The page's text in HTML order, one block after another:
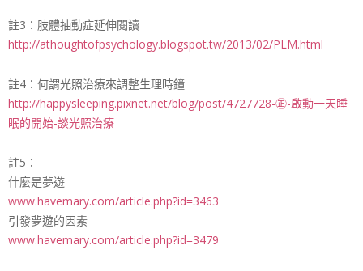
註3：肢體抽動症延伸閱讀
http://athoughtofpsychology.blogspot.tw/2013/02/PLM.html
註4：何謂光照治療來調整生理時鐘
http://happysleeping.pixnet.net/blog/post/4727728-㊣-啟動一天睡
眠的開始-談光照治療
註5：
什麼是夢遊
www.havemary.com/article.php?id=3463
引發夢遊的因素
www.havemary.com/article.php?id=3479